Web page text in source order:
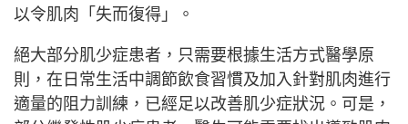
以令肌肉「失而復得」。
絕大部分肌少症患者，只需要根據生活方式醫學原
則，在日常生活中調節飲食習慣及加入針對肌肉進行
適量的阻力訓練，已經足以改善肌少症狀況。可是，